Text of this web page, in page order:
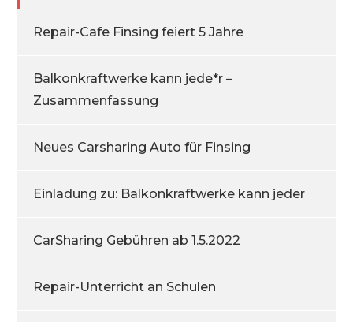
Repair-Cafe Finsing feiert 5 Jahre
Balkonkraftwerke kann jede*r –
Zusammenfassung
Neues Carsharing Auto für Finsing
Einladung zu: Balkonkraftwerke kann jeder
CarSharing Gebühren ab 1.5.2022
Repair-Unterricht an Schulen